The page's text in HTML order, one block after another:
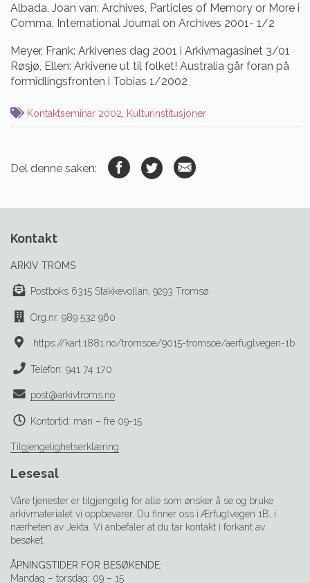
Albada, Joan van: Archives, Particles of Memory or More i
Comma, International Journal on Archives 2001- 1/2
Meyer, Frank: Arkivenes dag 2001 i Arkivmagasinet 3/01
Røsjø, Ellen: Arkivene ut til folket! Australia går foran på
formidlingsfronten i Tobias 1/2002
Kontaktseminar 2002 Kulturinstitusjoner
Del denne saken:
Kontakt
ARKIV TROMS
Postboks 6315 Stakkevollan, 9293 Tromsø
Org.nr. 989 532 960
https://kart.1881.no/tromsoe/9015-tromsoe/aerfuglvegen-1b
Telefon: 941 74 170
post@arkivtroms.no
Kontortid: man – fre 09-15
Tilgjengelighetserklæring
Lesesal
Våre tjenester er tilgjengelig for alle som ønsker å se og bruke
arkivmaterialet vi oppbevarer. Du finner oss i Ærfuglvegen 1B, i
nærheten av Jekta. Vi anbefaler at du tar kontakt i forkant av
besøket.
ÅPNINGSTIDER FOR BESØKENDE:
Mandag – torsdag: 09 – 15